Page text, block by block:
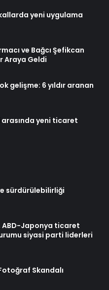
yeni uygulama
ve Bağcı Şefikcan
Araya Geldi
gelişme: 6 yıldır aranan
yeni ticaret
sürdürülebilirliği
ABD-Japonya ticaret
siyasi parti liderleri
Skandalı